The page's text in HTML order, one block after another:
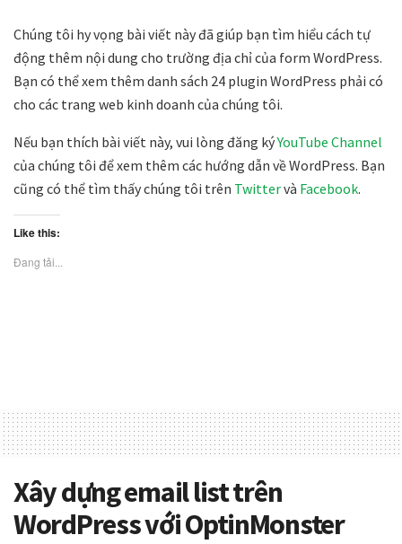
Chúng tôi hy vọng bài viết này đã giúp bạn tìm hiểu cách tự
động thêm nội dung cho trường địa chỉ của form WordPress.
Bạn có thể xem thêm danh sách 24 plugin WordPress phải có
cho các trang web kinh doanh của chúng tôi.
Nếu bạn thích bài viết này, vui lòng đăng kýYouTube Channel
của chúng tôi để xem thêm các hướng dẫn về WordPress. Bạn
cũng có thể tìm thấy chúng tôi trên Twittervà Facebook.
Like this:
Đang tải...
Xây dựng email list trên
WordPress với OptinMonster